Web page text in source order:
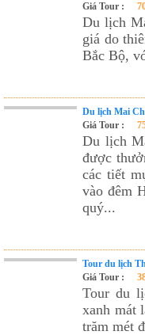
Giá Tour :
Du lịch
giá do
Bắc Bộ,
Du lịch Mai
Giá Tour :
Du lịch
được
các tiết
vào đêm
quý...
Tour du lịch
Giá Tour :
Tour du
xanh mát
trăm mét